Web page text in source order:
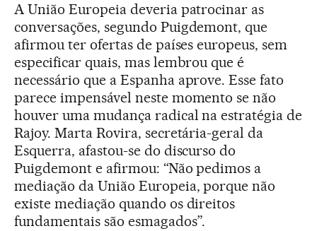
A União Europeia deveria patrocinar as
conversações, segundo Puigdemont, que
afirmou ter ofertas de países europeus, sem
especificar quais, mas lembrou que é
necessário que a Espanha aprove. Esse fato
parece impensável neste momento se não
houver uma mudança radical na estratégia de
Rajoy. Marta Rovira, secretária-geral da
Esquerra, afastou-se do discurso do
Puigdemont e afirmou: “Não pedimos a
mediação da União Europeia, porque não
existe mediação quando os direitos
fundamentais são esmagados”.